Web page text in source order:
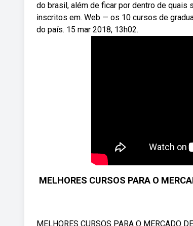
do brasil, além de ficar por dentro de
inscritos em. Web — os 10 cursos de
do país. 15 mar 2018, 13h02.
MELHORES CURSOS PARA O
MELHORES CURSOS PARA O MERCADO